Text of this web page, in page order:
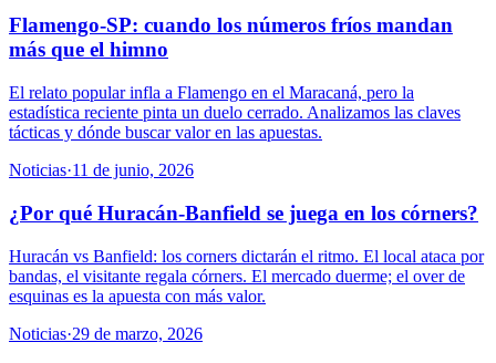
Flamengo-SP: cuando los números fríos mandan
más que el himno
El relato popular infla a Flamengo en el Maracaná, pero la
estadística reciente pinta un duelo cerrado. Analizamos las claves
tácticas y dónde buscar valor en las apuestas.
Noticias·11 de junio, 2026
¿Por qué Huracán-Banfield se juega en los córners?
Huracán vs Banfield: los corners dictarán el ritmo. El local ataca por
bandas, el visitante regala córners. El mercado duerme; el over de
esquinas es la apuesta con más valor.
Noticias·29 de marzo, 2026